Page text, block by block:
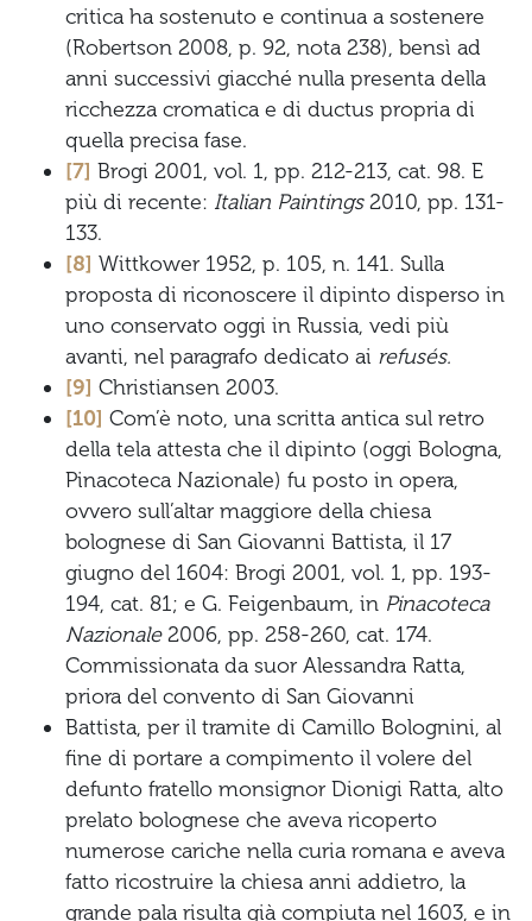
critica ha sostenuto e continua a sostenere
(Robertson 2008, p. 92, nota 238), bensì ad
anni successivi giacché nulla presenta della
ricchezza cromatica e di ductus propria di
quella precisa fase.
[7] Brogi 2001, vol. 1, pp. 212-213, cat. 98. E
più di recente: Italian Paintings2010, pp. 131-
133.
[8] Wittkower 1952, p. 105, n. 141. Sulla
proposta di riconoscere il dipinto disperso in
uno conservato oggi in Russia, vedi più
avanti, nel paragrafo dedicato ai refusés.
[9] Christiansen 2003.
[10] Com’è noto, una scritta antica sul retro
della tela attesta che il dipinto (oggi Bologna,
Pinacoteca Nazionale) fu posto in opera,
ovvero sull’altar maggiore della chiesa
bolognese di San Giovanni Battista, il 17
giugno del 1604: Brogi 2001, vol. 1, pp. 193-
194, cat. 81; e G. Feigenbaum, in Pinacoteca
Nazionale2006, pp. 258-260, cat. 174.
Commissionata da suor Alessandra Ratta,
priora del convento di San Giovanni
Battista, per il tramite di Camillo Bolognini, al
fine di portare a compimento il volere del
defunto fratello monsignor Dionigi Ratta, alto
prelato bolognese che aveva ricoperto
numerose cariche nella curia romana e aveva
fatto ricostruire la chiesa anni addietro, la
grande pala risulta già compiuta nel 1603, e in